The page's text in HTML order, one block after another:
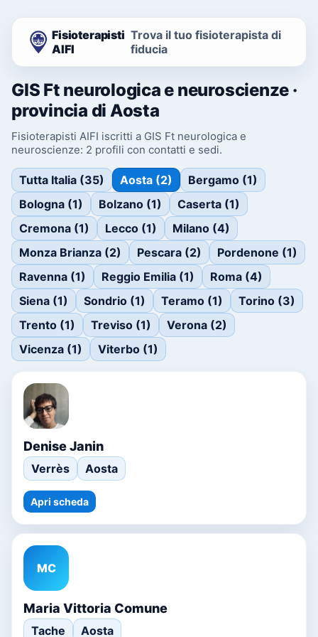
Fisioterapisti
AIFI
Trova il tuo fisioterapista di
fiducia
GIS Ft neurologica e neuroscienze ·
provincia di Aosta
Fisioterapisti AIFI iscritti a GIS Ft neurologica e
neuroscienze: 2 profili con contatti e sedi.
Tutta Italia (35) Aosta (2)
Bergamo (1)
Bologna (1)
Bolzano (1)
Caserta (1)
Cremona (1)
Lecco (1)
Milano (4)
Monza Brianza (2)
Pescara (2)
Pordenone (1)
Ravenna (1)
Reggio Emilia (1)
Roma (4)
Siena (1)
Sondrio (1) Teramo (1)
Torino (3)
Trento (1)
Treviso (1)
Verona (2)
Vicenza (1)
Viterbo (1)
Denise Janin
Verrès Aosta
Apri scheda
MC
Maria Vittoria Comune
Tache Aosta